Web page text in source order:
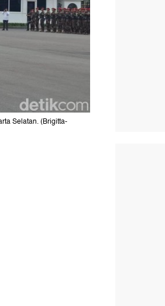
Selatan. (Brigitta-